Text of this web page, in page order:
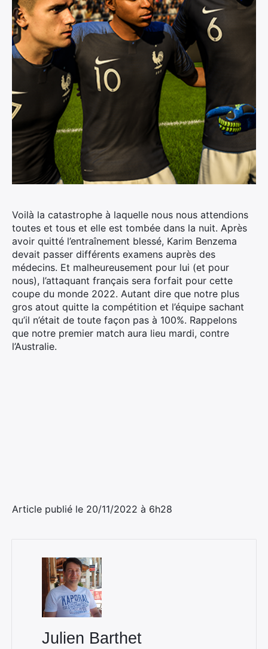
Voilà la catastrophe à laquelle nous nous attendions
toutes et tous et elle est tombée dans la nuit. Après
avoir quitté l’entraînement blessé, Karim Benzema
devait passer différents examens auprès des
médecins. Et malheureusement pour lui (et pour
nous), l’attaquant français sera forfait pour cette
coupe du monde 2022. Autant dire que notre plus
gros atout quitte la compétition et l’équipe sachant
qu’il n’était de toute façon pas à 100%. Rappelons
que notre premier match aura lieu mardi, contre
l’Australie.
Article publié le 20/11/2022 à 6h28
Julien Barthet